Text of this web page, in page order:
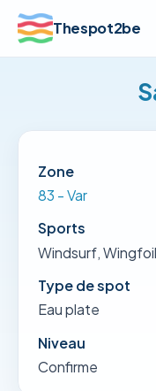
Thespot2be
Zone
83 - Var
Sports
Windsurf, Wingfoil
Type de spot
Eau plate
Niveau
Confirme